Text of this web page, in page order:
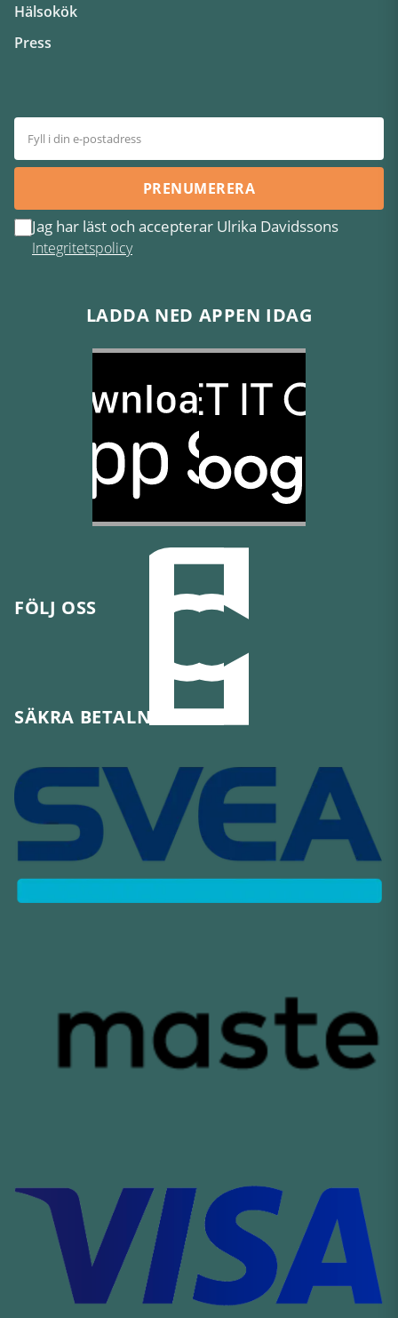
Hälsokök
Press
PRENUMERERA
Jag har läst och accepterar Ulrika Davidssons
Integritetspolicy
LADDA NED APPEN IDAG
FÖLJ OSS
SÄKRA BETALNINGAR